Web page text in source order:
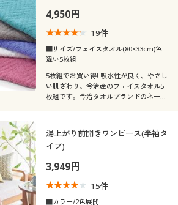
4,950円
19件
■サイズ/フェイスタオル(80×33cm)色
違い5枚組
5枚組でお買い得! 吸水性が良く、やさし
い肌ざわり。今治産のフェイスタオル5
枚組です。今治タオルブランドのネーム
湯上がり前開きワンピース(半袖タ
イプ)
3,949円
15件
■カラー/2色展開